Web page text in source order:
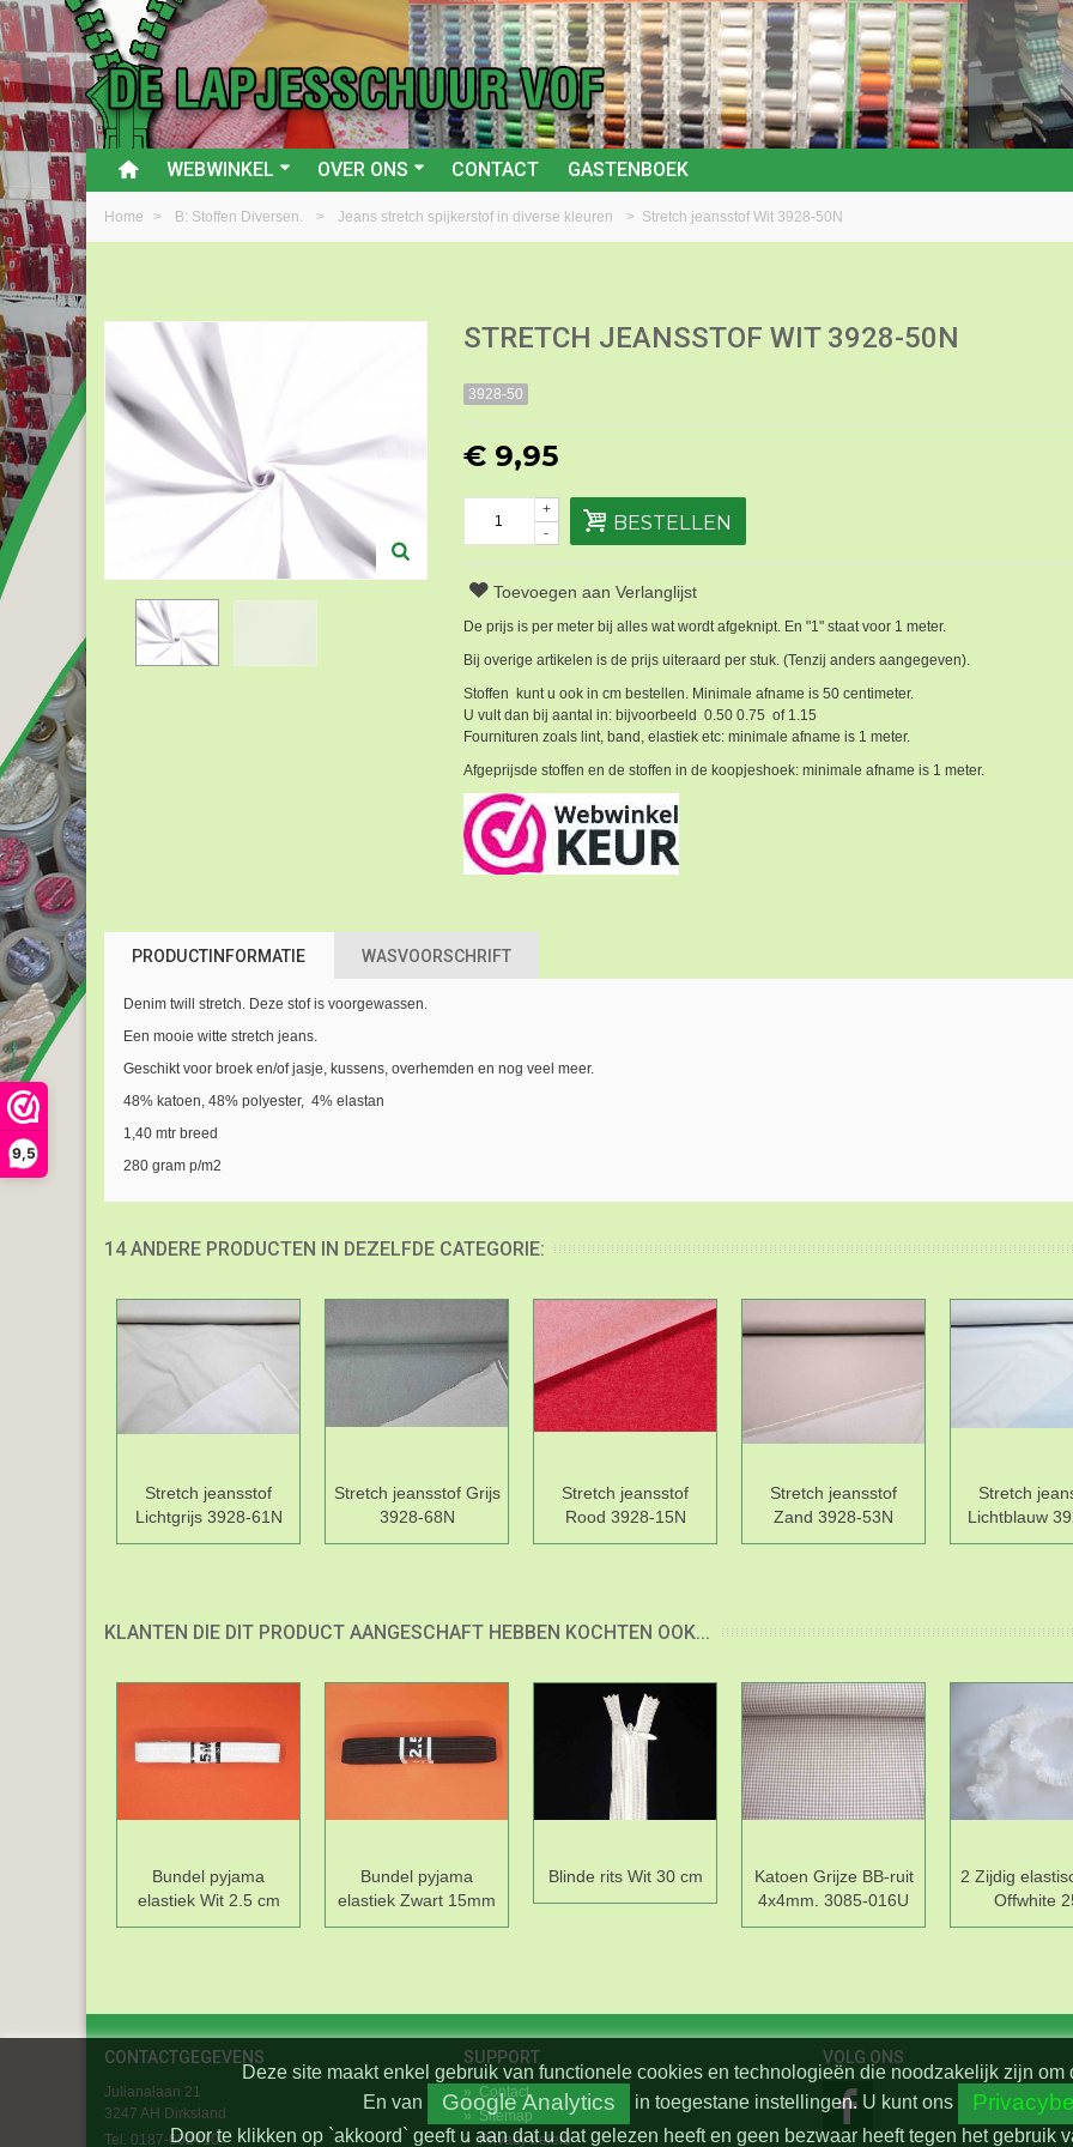
9,5
WEBWINKEL OVER ONS CONTACT GASTENBOEK
Home > B: Stoffen Diversen. > Jeans stretch spijkerstof in diverse kleuren > Stretch jeansstof Wit 3928-50N
STRETCH JEANSSTOF WIT 3928-50N
3928-50
€ 9,95
-
+
BESTELLEN
Toevoegen aan Verlanglijst
De prijs is per meter bij alles wat wordt afgeknipt. En "1" staat voor 1 meter.
Bij overige artikelen is de prijs uiteraard per stuk. (Tenzij anders aangegeven).
Stoffen kunt u ook in cm bestellen. Minimale afname is 50 centimeter.
U vult dan bij aantal in: bijvoorbeeld 0.50 0.75 of 1.15
Fournituren zoals lint, band, elastiek etc: minimale afname is 1 meter.
Afgeprijsde stoffen en de stoffen in de koopjeshoek: minimale afname is 1 meter.
PRODUCTINFORMATIE WASVOORSCHRIFT
Denim twill stretch. Deze stof is voorgewassen.
Een mooie witte stretch jeans.
Geschikt voor broek en/of jasje, kussens, overhemden en nog veel meer.
48% katoen, 48% polyester, 4% elastan
1,40 mtr breed
280 gram p/m2
14 ANDERE PRODUCTEN IN DEZELFDE CATEGORIE:
Stretch jeansstof
Lichtgrijs 3928-61N
Stretch jeansstof Grijs
3928-68N
Stretch jeansstof
Rood 3928-15N
Stretch jeansstof
Zand 3928-53N
Stretch
Lichtblauw
KLANTEN DIE DIT PRODUCT AANGESCHAFT HEBBEN KOCHTEN OOK...
Bundel pyjama
elastiek Wit 2.5 cm
Bundel pyjama
elastiek Zwart 15mm
Blinde rits Wit 30 cm
Katoen Grijze BB-ruit
4x4mm. 3085-016U
2 Zijdig
Offwhite
CONTACTGEGEVENS
Julianalaan 21
3247 AH Dirksland
Tel. 0187-602410
SUPPORT
» Contact
» Sitemap
»Privacy beleid
VOLG ONS
Deze site maakt enkel gebruik van functionele cookies en technologieën die noodzakelijk zijn
En van Google Analytics in toegestane instellingen. U kunt ons
Door te klikken op `akkoord` geeft u aan dat u dat gelezen heeft en geen bezwaar heeft tegen het gebruik